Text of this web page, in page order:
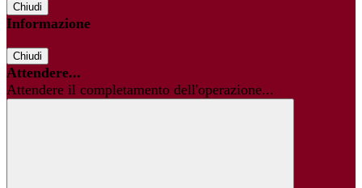
Chiudi
Informazione
Chiudi
Attendere...
Attendere il completamento dell'operazione...